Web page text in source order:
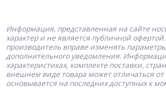
Информация, представленная на сайте
характер и не является публичной офертой.
производитель вправе изменять
дополнительного уведомления.
характеристиках, комплекте поставки,
внешнем виде товара может отличаться от
основывается на последних доступных к